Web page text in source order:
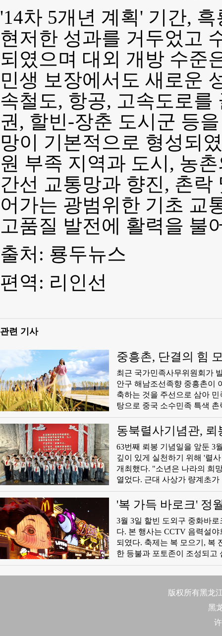
'14차 5개년 계획' 기간,
현저한 성과를 거두었고
되였으며 대외 개방 수준
민생 보장에서도 새로운
속철도, 항공, 고속도로
권, 할빈-장춘 도시군 등
망이 기본적으로 형성되
원 부족 지역과 도시, 농
간선 교통망과 향진, 촌
어가는 광범위한 기초 교
고품질 발전에 활력을 불
출처: 룡두뉴스
편역: 리인선
관련 기사
중흥촌, 단결의 힘
최근 국가민족사무위원회가
안구 해남조선족향 중흥촌이
축하는 것을 주선으로 삼아
탕으로 중국 소수민족 특색
휴향촌 등 여러 국가급 명예
를 걸어왔다.
동북렬사기념관,
​63번째 뢰봉 기념일을 앞둔 3
깊이 있게 실천하기 위해 '렬
개최했다. "소년은 나라의 희망이요, 청년은 나의 미래라..." 행사는 '소년중국설'의 단체 랑송으로 막을
열었다. 근대 사상가 량계초
힘차게 울려 퍼지는 랑송 소
마음을 보여주었다.
'복 가득 바로크' 정
​3월 3일 할빈 도외구 중화바
다. 본 행사는 CCTV 음력설
되였다. 축제는 복 모으기, 복
한 등불과 포토존이 조성되고
속공연과 퍼레이드가 이어지
눠주기 등 다양한 혜민 행사
版权所有黑龙
黑